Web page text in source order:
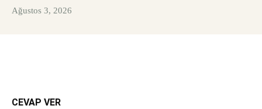
Ağustos 3, 2026
CEVAP VER